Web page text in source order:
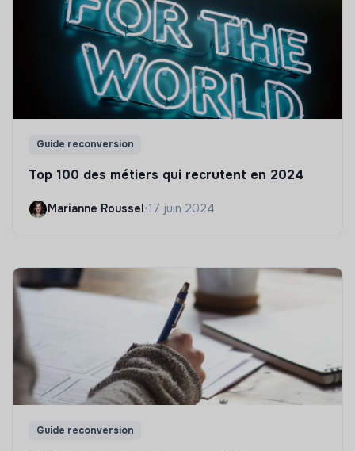
Guide reconversion
Top 100 des métiers qui recrutent en 2024
Marianne Roussel•17 juin 2024
Guide reconversion